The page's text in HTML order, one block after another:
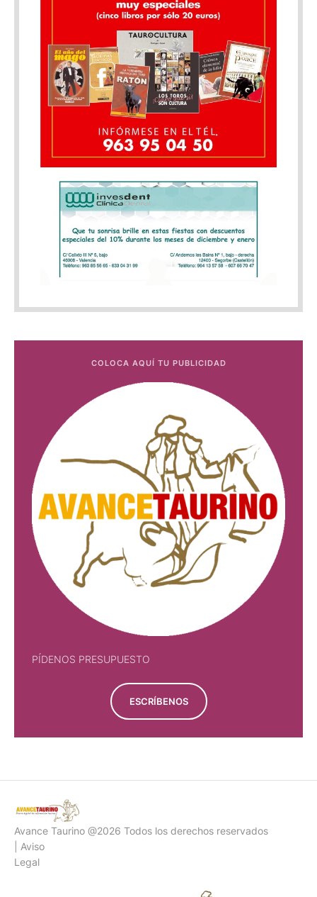
COLOCA AQUÍ TU PUBLICIDAD
PÍDENOS PRESUPUESTO
ESCRÍBENOS
Avance Taurino @2026 Todos los derechos reservados
| Aviso
Legal